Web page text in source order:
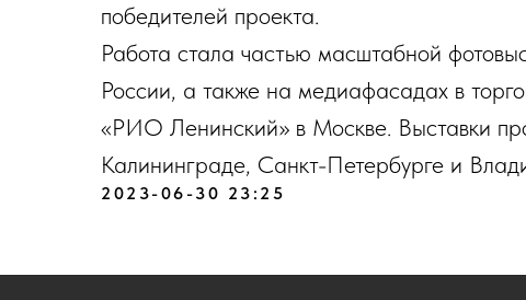
победителей проекта.
Работа стала частью масштабной
России, а также на медиафасадах в
«РИО Ленинский» в Москве. Выставки
Калининграде, Санкт-Петербурге и
2023-06-30 23:25